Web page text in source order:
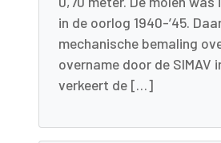
in de oorlog 1940-’45.
mechanische bemaling
overname door de SIMAV
verkeert de […]